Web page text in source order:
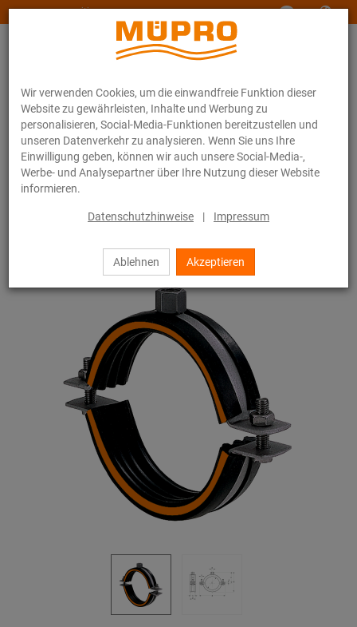
Wir verwenden Cookies, um die einwandfreie Funktion dieser
Website zu gewährleisten, Inhalte und Werbung zu
personalisieren, Social-Media-Funktionen bereitzustellen und
unseren Datenverkehr zu analysieren. Wenn Sie uns Ihre
Einwilligung geben, können wir auch unsere Social-Media-,
Werbe- und Analysepartner über Ihre Nutzung dieser Website
informieren.
Datenschutzhinweise | Impressum
Ablehnen Akzeptieren
www.muepro-maritim.com
Online-Katalog Befestigungstechnik
Schallschutz
Rohrschellen mit Schalldämmung
Lüftungsschellen